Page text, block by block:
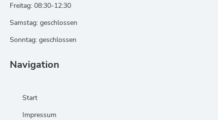
Freitag: 08:30-12:30
Samstag: geschlossen
Sonntag: geschlossen
Navigation
Start
Impressum